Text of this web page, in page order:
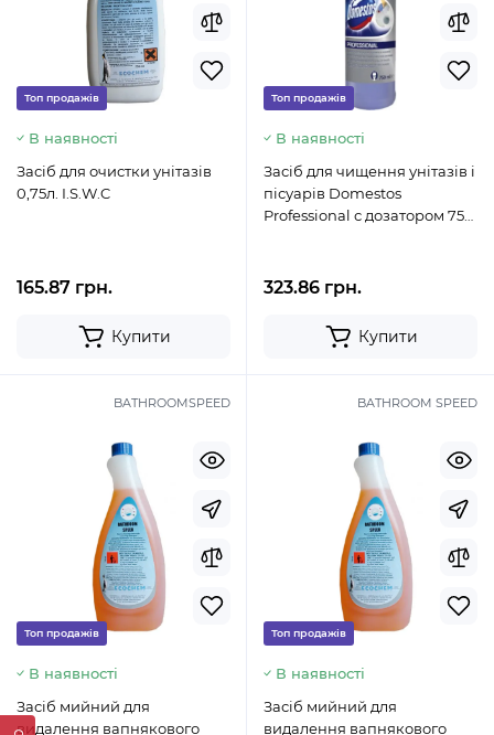
Топ продажів
В наявності
Засіб для очистки унітазів
0,75л. I.S.W.C
165.87 грн.
Купити
Топ продажів
В наявності
Засіб для чищення унітазів і
пісуарів Domestos
Professional с дозатором 750
323.86 грн.
Купити
BATHROOMSPEED
Топ продажів
В наявності
Засіб мийний для
видалення вапнякового
BATHROOM SPEED
Топ продажів
В наявності
Засіб мийний для
видалення вапнякового